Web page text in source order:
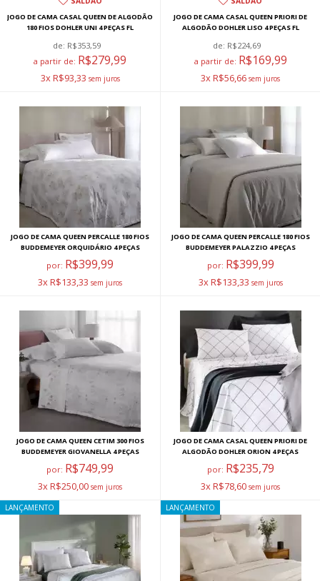
JOGO DE CAMA CASAL QUEEN DE ALGODÃO
180 FIOS DOHLER UNI 4 PEÇAS FL
de: R$353,59
a partir de: R$279,99
3x R$93,33
JOGO DE CAMA CASAL QUEEN PRIORI DE
ALGODÃO DOHLER LISO 4 PEÇAS FL
de: R$224,69
a partir de: R$169,99
3x R$56,66
JOGO DE CAMA QUEEN PERCALLE 180 FIOS
BUDDEMEYER ORQUIDÁRIO 4 PEÇAS
por: R$399,99
3x R$133,33
JOGO DE CAMA QUEEN PERCALLE 180 FIOS
BUDDEMEYER PALAZZIO 4 PEÇAS
por: R$399,99
3x R$133,33
JOGO DE CAMA QUEEN CETIM 300 FIOS
BUDDEMEYER GIOVANELLA 4 PEÇAS
por: R$749,99
3x R$250,00
JOGO DE CAMA CASAL QUEEN PRIORI DE
ALGODÃO DOHLER ORION 4 PEÇAS
por: R$235,79
3x R$78,60
LANÇAMENTO LANÇAMENTO